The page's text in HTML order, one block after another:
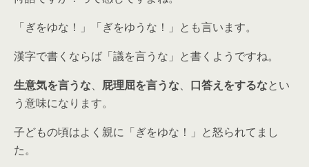
「ぎをゆな！」「ぎをゆうな！」とも言います。
漢字で書くならば「議を言うな」と書くようですね。
生意気を言うな、 屁理屈を言うな、 口答えをするなとい
う意味になります。
子どもの頃はよく親に「ぎをゆな！」と怒られてまし
た。